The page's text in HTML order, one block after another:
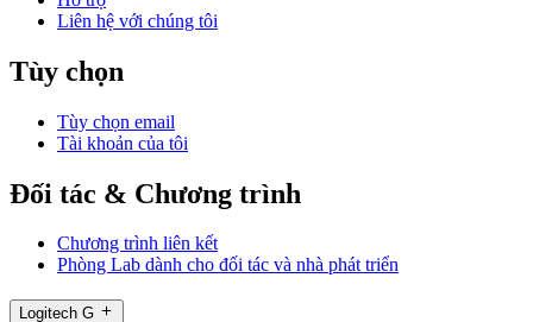
Liên hệ với chúng tôi
Tùy chọn
Tùy chọn email
Tài khoản của tôi
Đối tác & Chương trình
Chương trình liên kết
Phòng Lab dành cho đối tác và nhà phát triển
Logitech G